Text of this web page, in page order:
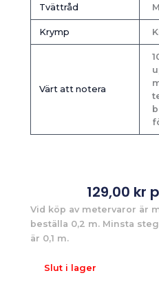
Tvättråd
Krymp
Värt att notera
129,00 kr
Vid köp av metervaror är
beställa 0,2 m. Minsta
är 0,1 m.
Slut i lager